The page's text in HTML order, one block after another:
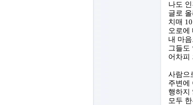
나도
글로
치매 10
오로에
내 마
그들도
어차피
사람으
주변에
행하지
모두